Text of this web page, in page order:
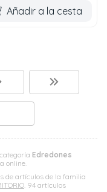
Edredones
online.
de artículos de la familia
. 94 artículos
Añadir a la cesta